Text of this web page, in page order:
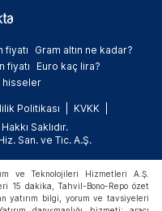
fiyatı
Gram altın ne kadar?
fiyatı
Euro kaç lira?
hisseler
Politikası
KVKK
Saklıdır.
San. ve Tic. A.Ş.
ve Teknolojileri Hizmetleri A.Ş.
15 dakika, Tahvil-Bono-Repo özet
yatırım bilgi, yorum ve tavsiyeleri